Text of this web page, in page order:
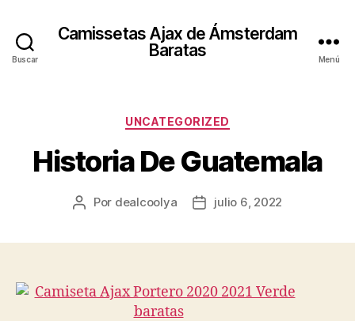
Buscar
Camissetas Ajax de Ámsterdam
Baratas
Menú
Categorías
UNCATEGORIZED
Historia De Guatemala
Autor
Por dealcoolya
Fechajulio 6, 2022